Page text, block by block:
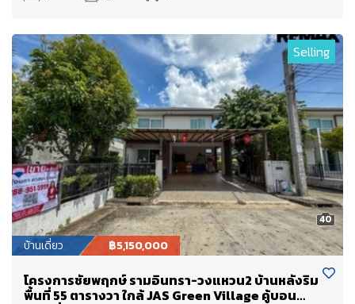
40
Selling
บ้านเดี่ยว ฿5,150,000
โครงการชัยพฤกษ์ รามอินทรา-วงแหวน2 บ้านหลังริม
พื้นที่ 55 ตารางวา ใกล้ JAS Green Village คู้บอน